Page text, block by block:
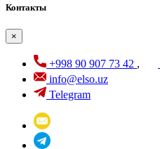
Контакты
×
+998 90 907 73 42 ,
info@elso.uz
Telegram